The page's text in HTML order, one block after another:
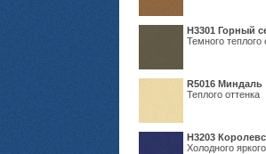
Н3301 Горный
Темного теплого
R5016 Миндаль
Теплого оттенка
Н3203
Холодного